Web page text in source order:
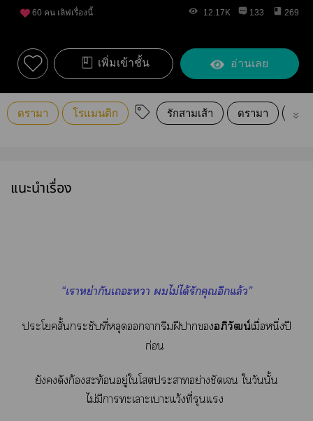
60 คน เลิฟเรื่องนี้ 12.17K 133 269
เพิ่มเข้าชั้น อ่านเลย
ดรามา โรแมนติก รักสามเส้า ดรามา หย่า
แนะนำเรื่อง
“เาหย่ากันเะา ไม่ได้รักคุณอีกแล้ว”
ะโสั้นกระชับที่หลุดาริมฝีาอภิวัฒน์เมื่อหนึ่งปี
ก่อน
ยังดังก้องสะท้อนอยู่ใโะาอย่างชัดเจน ใวันนั้น
ไม่มีาะเาะเาะแว้งที่รุนแรง